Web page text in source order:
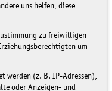
uns helfen, diese
zu freiwilligen
um
werden (z. B. IP-Adressen),
oder Anzeigen- und
sich